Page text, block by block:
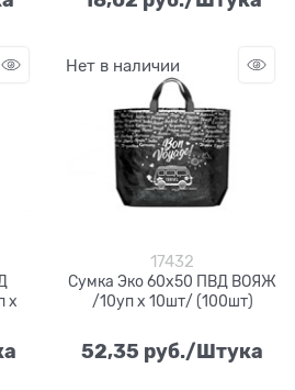
х
Нет в наличии
17432
Сумка Эко 60х50 ПВД ВОЯЖ
/10уп х 10шт/ (100шт)
52,35 руб./Штука